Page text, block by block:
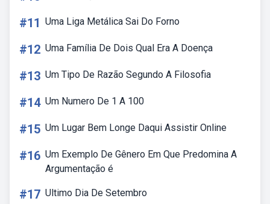
#11 Uma Liga Metálica Sai Do Forno
#12 Uma Família De Dois Qual Era A Doença
#13 Um Tipo De Razão Segundo A Filosofia
#14 Um Numero De 1 A 100
#15 Um Lugar Bem Longe Daqui Assistir Online
#16 Um Exemplo De Gênero Em Que Predomina A
Argumentação é
#17 Ultimo Dia De Setembro